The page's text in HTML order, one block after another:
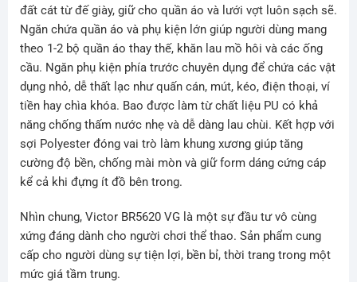
đất cát từ đế giày, giữ cho quần áo và lưới vợt luôn sạch sẽ.
Ngăn chứa quần áo và phụ kiện lớn giúp người dùng mang
theo 1-2 bộ quần áo thay thế, khăn lau mồ hôi và các ống
cầu. Ngăn phụ kiện phía trước chuyên dụng để chứa các vật
dụng nhỏ, dễ thất lạc như quấn cán, mút, kéo, điện thoại, ví
tiền hay chìa khóa. Bao được làm từ chất liệu PU có khả
năng chống thấm nước nhẹ và dễ dàng lau chùi. Kết hợp với
sợi Polyester đóng vai trò làm khung xương giúp tăng
cường độ bền, chống mài mòn và giữ form dáng cứng cáp
kể cả khi đựng ít đồ bên trong.
Nhìn chung, Victor BR5620 VG là một sự đầu tư vô cùng
xứng đáng dành cho người chơi thể thao. Sản phẩm cung
cấp cho người dùng sự tiện lợi, bền bỉ, thời trang trong một
mức giá tầm trung.